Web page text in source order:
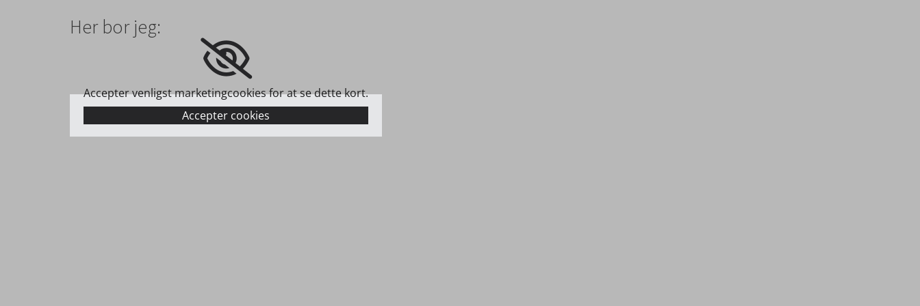
Her bor jeg:
Accepter venligst marketingcookies for at se dette kort.
Accepter cookies